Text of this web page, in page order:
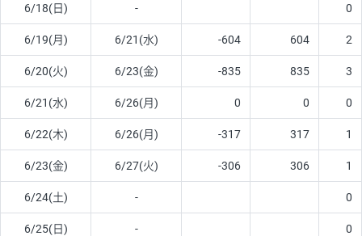
6/18(日) - 0
6/19(月) 6/21(水) -604 604 2
6/20(火) 6/23(金) -835 835 3
6/21(水) 6/26(月) 0 0 0
6/22(木) 6/26(月) -317 317 1
6/23(金) 6/27(火) -306 306 1
6/24(土) - 0
6/25(日) - 0